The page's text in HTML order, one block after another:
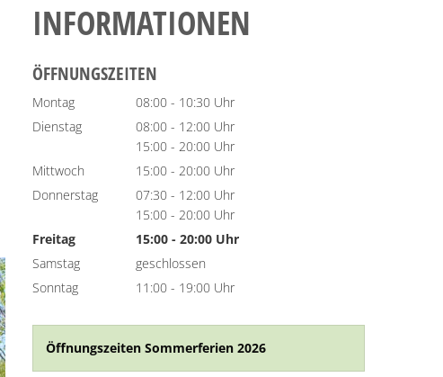
INFORMATIONEN
ÖFFNUNGSZEITEN
Montag 08:00 - 10:30 Uhr
Von 08:00 bis 10:30 Uhr
Dienstag 08:00 - 12:00 Uhr
Von 08:00 bis 12:00 Uhr
15:00 - 20:00 Uhr
Von 15:00 bis 20:00 Uhr
Mittwoch 15:00 - 20:00 Uhr
Von 15:00 bis 20:00 Uhr
Donnerstag 07:30 - 12:00 Uhr
Von 07:30 bis 12:00 Uhr
15:00 - 20:00 Uhr
Von 15:00 bis 20:00 Uhr
Freitag 15:00 - 20:00 Uhr
Von 15:00 bis 20:00 Uhr
Samstag
geschlossen
Sonntag
11:00 - 19:00 Uhr
Öffnungszeiten Sommerferien 2026